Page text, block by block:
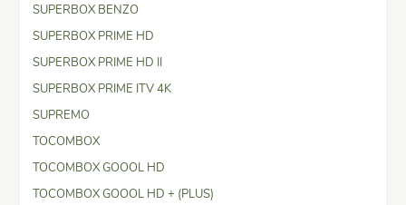
SUPERBOX BENZO
SUPERBOX PRIME HD
SUPERBOX PRIME HD II
SUPERBOX PRIME ITV 4K
SUPREMO
TOCOMBOX
TOCOMBOX GOOOL HD
TOCOMBOX GOOOL HD + (PLUS)